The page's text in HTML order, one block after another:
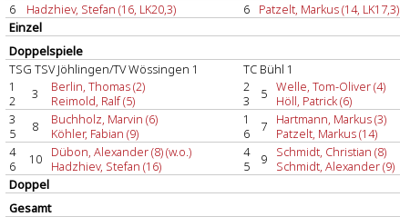
6
Hadzhiev, Stefan (16, LK20,3) 6 Patzelt, Markus (14, LK17,3)
Einzel
Doppelspiele
TSG TSV Jöhlingen/TV Wössingen 1
TC Bühl 1
1
2
3
Berlin, Thomas (2)
Reimold, Ralf (5)
2
3
5 Welle, Tom-Oliver (4)
Höll, Patrick (6)
3
5
8
Buchholz, Marvin (6)
Köhler, Fabian (9)
1
6
7
Hartmann, Markus (3)
Patzelt, Markus (14)
4
6
10
Dübon, Alexander (8) (w.o.)
Hadzhiev, Stefan (16)
4
5
9
Schmidt, Christian (8)
Schmidt, Alexander (9)
Doppel
Gesamt